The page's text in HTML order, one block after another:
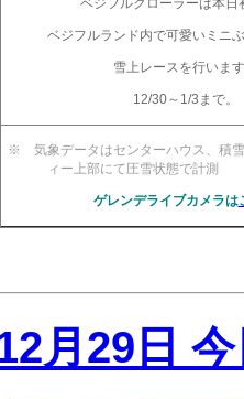
ベジフルクローラーは本日
ベジフルランド内で可愛いミニ
雪上レースを行いま
12/30～1/3まで。
※ 気象データはセンターハウス、積
ィー上部にて圧雪状
ゲレンデライブカメラは
月29日